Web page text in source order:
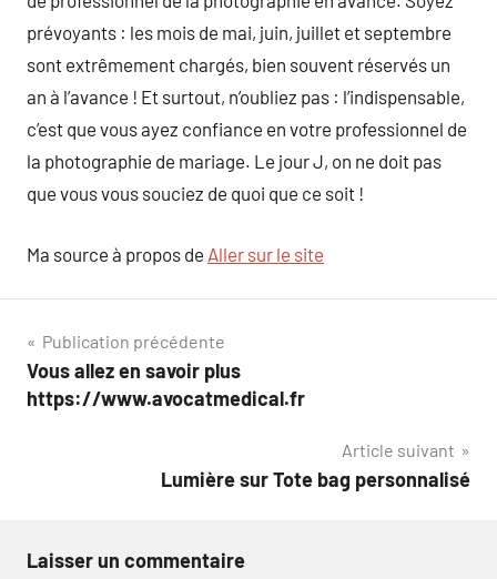
prévoyants : les mois de mai, juin, juillet et septembre
sont extrêmement chargés, bien souvent réservés un
an à l’avance ! Et surtout, n’oubliez pas : l’indispensable,
c’est que vous ayez confiance en votre professionnel de
la photographie de mariage. Le jour J, on ne doit pas
que vous vous souciez de quoi que ce soit !
Ma source à propos de Aller sur le site
Navigation
de
Publication précédente
Vous allez en savoir plus
https://www.avocatmedical.fr
Article suivant
Lumière sur Tote bag personnalisé
Laisser un commentaire